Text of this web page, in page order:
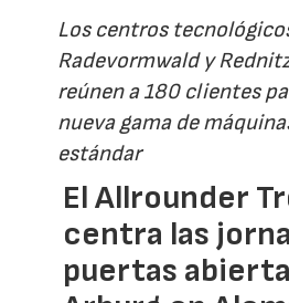
Los centros
Radevormwald y
reúnen a 180 clientes
nueva gama de
estándar
El Allrounder
centra las
puertas